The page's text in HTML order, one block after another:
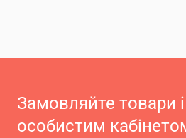
Замовляйте товари
особистим